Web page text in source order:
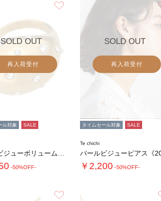
SOLD OUT
再入荷受付
ル対象 SALE
-50%OFF-
SOLD OUT
再入荷受付
タイムセール対象 SALE
Te chichi
￥2,200 -50%OFF-